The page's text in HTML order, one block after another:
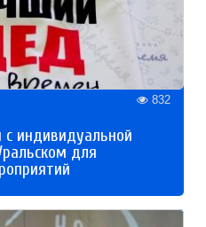
832
с индивидуальной
для